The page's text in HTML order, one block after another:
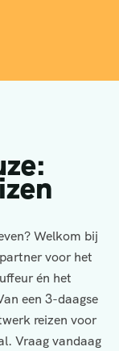
Welkom bij
voor het
én het
een 3-daagse
reizen voor
Vraag vandaag